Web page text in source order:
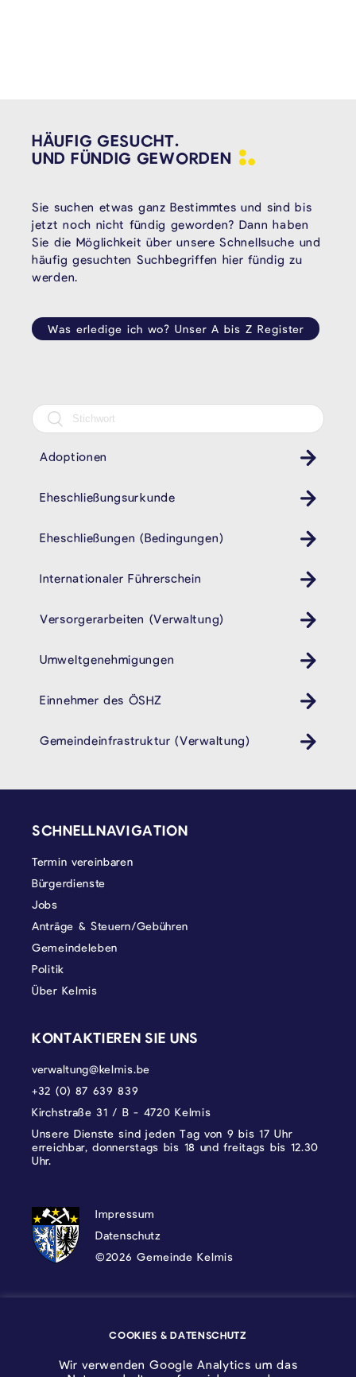
HÄUFIG GESUCHT.
UND FÜNDIG GEWORDEN
Sie suchen etwas ganz Bestimmtes und sind bis
jetzt noch nicht fündig geworden? Dann haben
Sie die Möglichkeit über unsere Schnellsuche und
häufig gesuchten Suchbegriffen hier fündig zu
werden.
Was erledige ich wo? Unser A bis Z Register
Adoptionen
Eheschließungsurkunde
Eheschließungen (Bedingungen)
Internationaler Führerschein
Versorgerarbeiten (Verwaltung)
Umweltgenehmigungen
Einnehmer des ÖSHZ
Gemeindeinfrastruktur (Verwaltung)
SCHNELLNAVIGATION
Termin vereinbaren
Bürgerdienste
Jobs
Anträge & Steuern/Gebühren
Gemeindeleben
Politik
Über Kelmis
KONTAKTIEREN SIE UNS
verwaltung@kelmis.be
+32 (0) 87 639 839
Kirchstraße 31 / B - 4720 Kelmis
Unsere Dienste sind jeden Tag von 9 bis 17 Uhr
erreichbar, donnerstags bis 18 und freitags bis 12.30
Uhr.
DATENSCHUTZ, IMPRESSUM UND
Impressum
Datenschutz
©2026 Gemeinde Kelmis
COOKIES & DATENSCHUTZ
Wir verwenden Google Analytics um das